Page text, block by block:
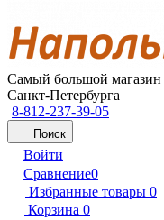
Самый большой магазин
Санкт-Петербурга
8-812-237-39-05
Поиск
Войти
Сравнение0
Избранные товары 0
Корзина 0